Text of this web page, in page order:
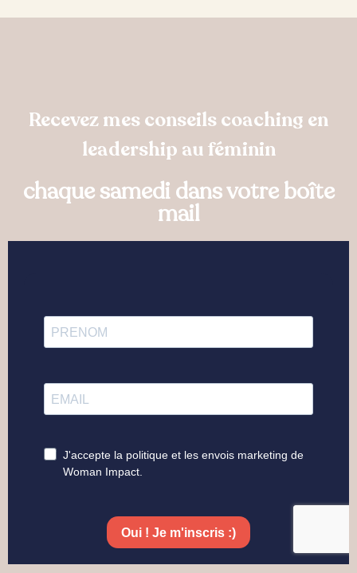
Recevez mes conseils coaching en
leadership au féminin
chaque samedi dans votre boîte
mail